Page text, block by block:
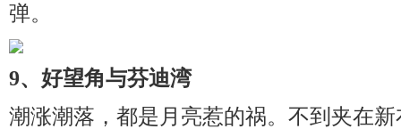
弹。
9、好望角与芬迪湾
潮涨潮落，都是月亮惹的祸。不到夹在